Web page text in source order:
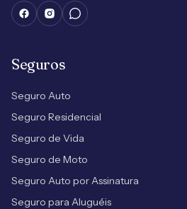
Seguros
Seguro Auto
Seguro Residencial
Seguro de Vida
Seguro de Moto
Seguro Auto por Assinatura
Seguro para Aluguéis